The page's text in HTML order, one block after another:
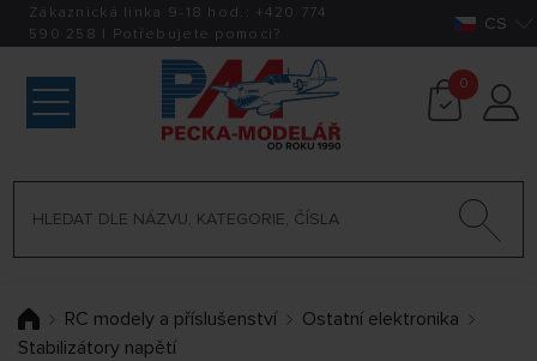
Zákaznická linka 9-18 hod.: +420 774
590 258 | Potřebujete pomoci? CS
0
RC modely a příslušenství
Ostatní elektronika
Stabilizátory napětí